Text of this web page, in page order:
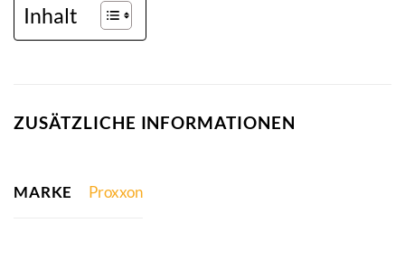
Inhalt
ZUSÄTZLICHE INFORMATIONEN
MARKE Proxxon